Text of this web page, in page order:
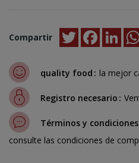
Compartir TwitterFacebook
quality food la mejor
Registro necesario
Términos y condiciones
consulte las condiciones de